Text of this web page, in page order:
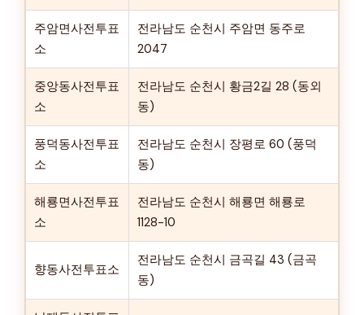
주암면사전투표
소
전라남도 순천시 주암면 동주로
2047
중앙동사전투표
소
전라남도 순천시 황금2길 28 (동외
동)
풍덕동사전투표
소
전라남도 순천시 장평로 60 (풍덕
동)
해룡면사전투표
소
전라남도 순천시 해룡면 해룡로
1128-10
향동사전투표소
전라남도 순천시 금곡길 43 (금곡
동)